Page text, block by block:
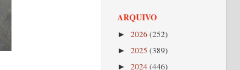
ARQUIVO
► 2026(252)
► 2025 (389)
► 2024(446)